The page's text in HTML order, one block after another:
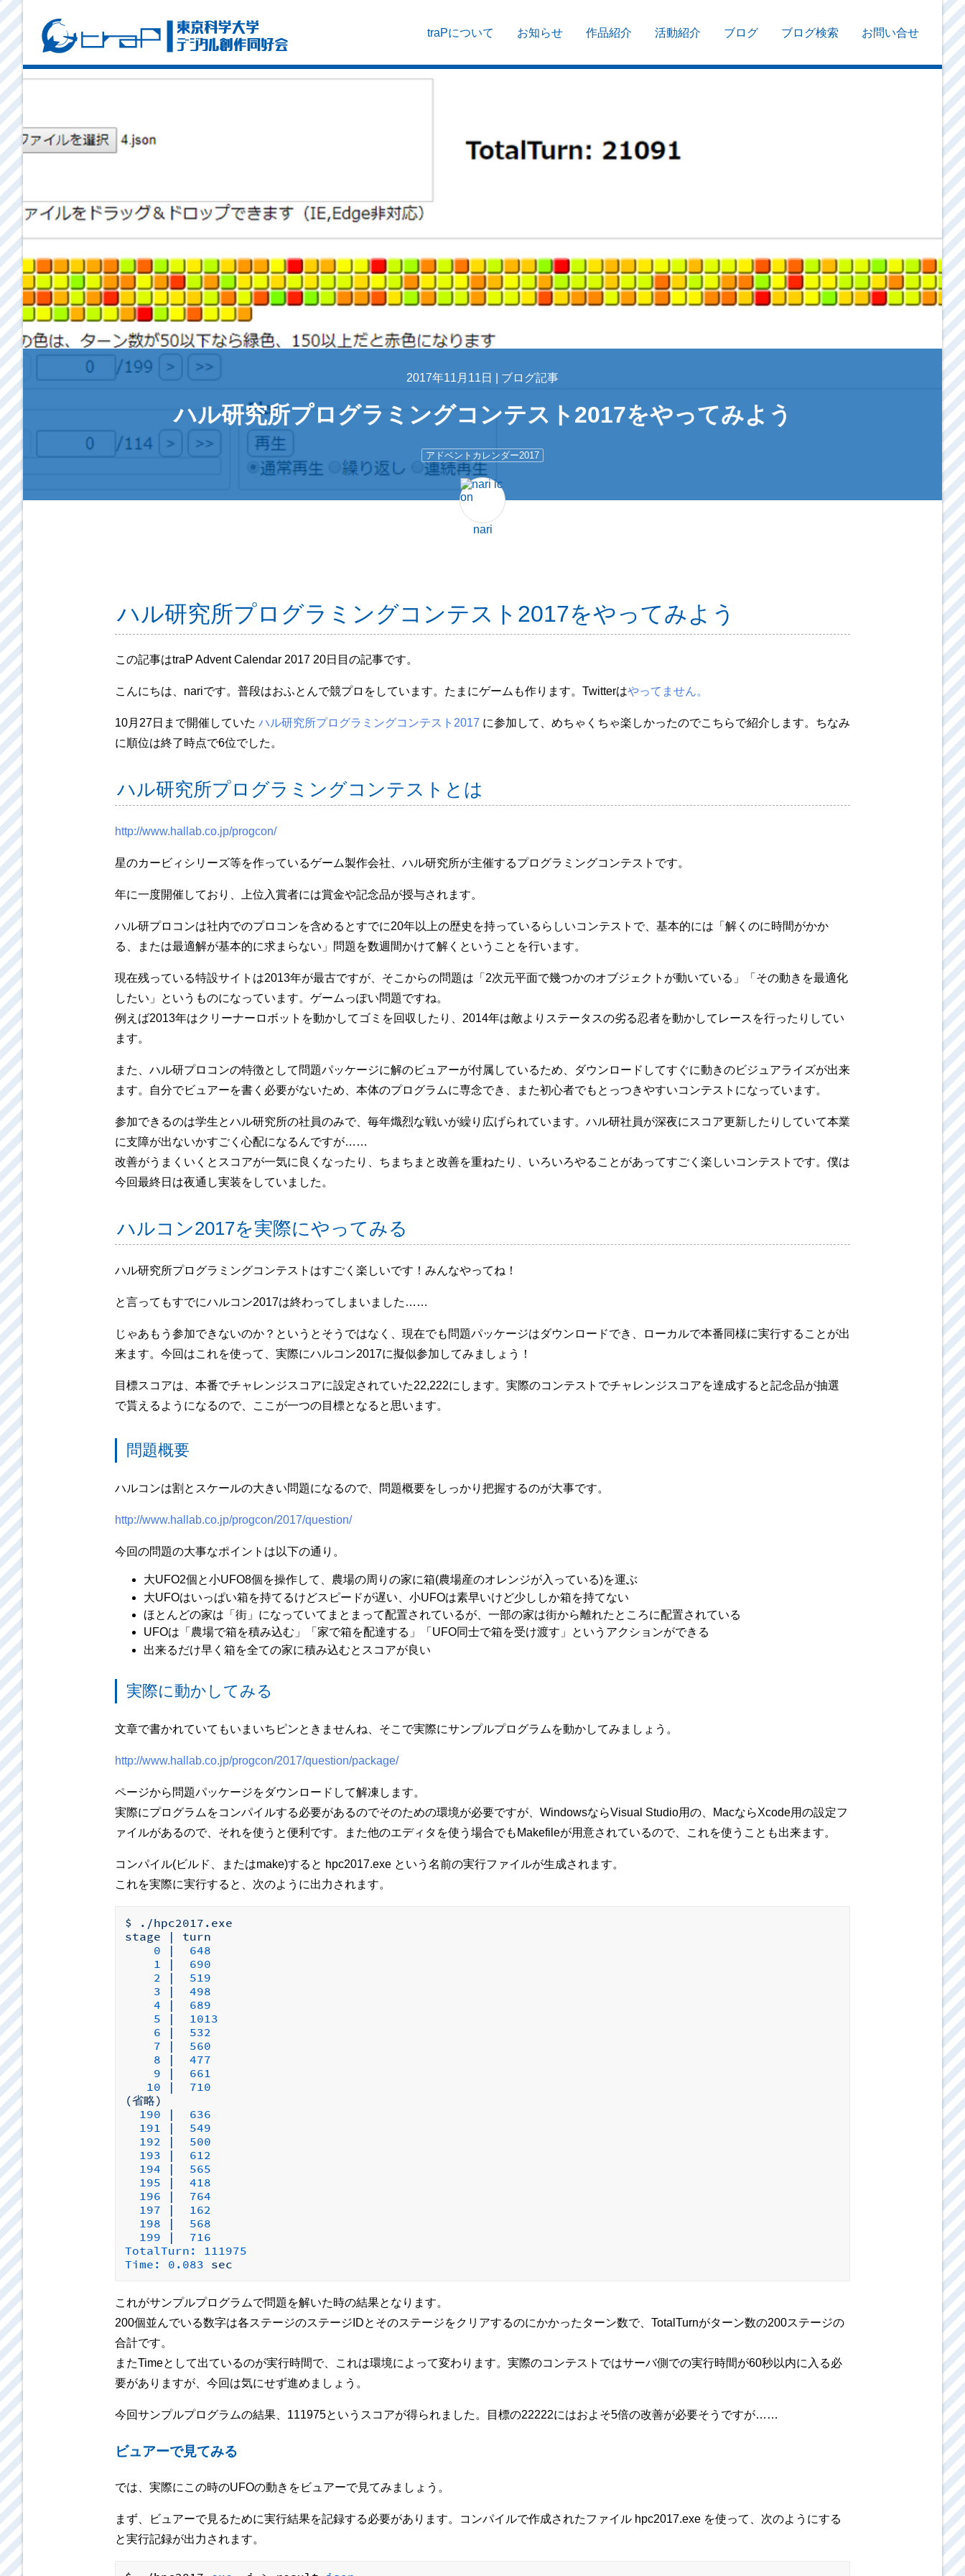
traPについて お知らせ 作品紹介 活動紹介 ブログ ブログ検索 お問い合せ
2017年11月11日 | ブログ記事
ハル研究所プログラミングコンテスト2017をやってみよう
アドベントカレンダー2017
nari
ハル研究所プログラミングコンテスト2017をやってみよう
この記事はtraP Advent Calendar 2017 20日目の記事です。
こんにちは、nariです。普段はおふとんで競プロをしています。たまにゲームも作ります。Twitterはやってません。
10月27日まで開催していた ハル研究所プログラミングコンテスト2017 に参加して、めちゃくちゃ楽しかったのでこちらで紹介します。ちなみ
に順位は終了時点で6位でした。
ハル研究所プログラミングコンテストとは
http://www.hallab.co.jp/progcon/
星のカービィシリーズ等を作っているゲーム製作会社、ハル研究所が主催するプログラミングコンテストです。
年に一度開催しており、上位入賞者には賞金や記念品が授与されます。
ハル研プロコンは社内でのプロコンを含めるとすでに20年以上の歴史を持っているらしいコンテストで、基本的には「解くのに時間がかか
る、または最適解が基本的に求まらない」問題を数週間かけて解くということを行います。
現在残っている特設サイトは2013年が最古ですが、そこからの問題は「2次元平面で幾つかのオブジェクトが動いている」「その動きを最適化
したい」というものになっています。ゲームっぽい問題ですね。
例えば2013年はクリーナーロボットを動かしてゴミを回収したり、2014年は敵よりステータスの劣る忍者を動かしてレースを行ったりしてい
ます。
また、ハル研プロコンの特徴として問題パッケージに解のビュアーが付属しているため、ダウンロードしてすぐに動きのビジュアライズが出来
ます。自分でビュアーを書く必要がないため、本体のプログラムに専念でき、また初心者でもとっつきやすいコンテストになっています。
参加できるのは学生とハル研究所の社員のみで、毎年熾烈な戦いが繰り広げられています。ハル研社員が深夜にスコア更新したりしていて本業
に支障が出ないかすごく心配になるんですが……
改善がうまくいくとスコアが一気に良くなったり、ちまちまと改善を重ねたり、いろいろやることがあってすごく楽しいコンテストです。僕は
今回最終日は夜通し実装をしていました。
ハルコン2017を実際にやってみる
ハル研究所プログラミングコンテストはすごく楽しいです！みんなやってね！
と言ってもすでにハルコン2017は終わってしまいました……
じゃあもう参加できないのか？というとそうではなく、現在でも問題パッケージはダウンロードでき、ローカルで本番同様に実行することが出
来ます。今回はこれを使って、実際にハルコン2017に擬似参加してみましょう！
目標スコアは、本番でチャレンジスコアに設定されていた22,222にします。実際のコンテストでチャレンジスコアを達成すると記念品が抽選
で貰えるようになるので、ここが一つの目標となると思います。
問題概要
ハルコンは割とスケールの大きい問題になるので、問題概要をしっかり把握するのが大事です。
http://www.hallab.co.jp/progcon/2017/question/
今回の問題の大事なポイントは以下の通り。
大UFO2個と小UFO8個を操作して、農場の周りの家に箱(農場産のオレンジが入っている)を運ぶ
大UFOはいっぱい箱を持てるけどスピードが遅い、小UFOは素早いけど少ししか箱を持てない
ほとんどの家は「街」になっていてまとまって配置されているが、一部の家は街から離れたところに配置されている
UFOは「農場で箱を積み込む」「家で箱を配達する」「UFO同士で箱を受け渡す」というアクションができる
出来るだけ早く箱を全ての家に積み込むとスコアが良い
実際に動かしてみる
文章で書かれていてもいまいちピンときませんね、そこで実際にサンプルプログラムを動かしてみましょう。
http://www.hallab.co.jp/progcon/2017/question/package/
ページから問題パッケージをダウンロードして解凍します。
実際にプログラムをコンパイルする必要があるのでそのための環境が必要ですが、WindowsならVisual Studio用の、MacならXcode用の設定フ
ァイルがあるので、それを使うと便利です。また他のエディタを使う場合でもMakefileが用意されているので、これを使うことも出来ます。
コンパイル(ビルド、またはmake)すると hpc2017.exe という名前の実行ファイルが生成されます。
これを実際に実行すると、次のように出力されます。
$
./hpc2017.exe
stage
|
turn
0
|
648
1
|
690
2
|
519
3
|
498
4
|
689
5
|
1013
6
|
532
7
|
560
8
|
477
9
|
661
10
|
710
(省略)
190
|
636
191
|
549
192
|
500
193
|
612
194
|
565
195
|
418
196
|
764
197
|
162
198
|
568
199
|
716
TotalTurn:
111975
Time:
0.083 sec
これがサンプルプログラムで問題を解いた時の結果となります。
200個並んでいる数字は各ステージのステージIDとそのステージをクリアするのにかかったターン数で、TotalTurnがターン数の200ステージの
合計です。
またTimeとして出ているのが実行時間で、これは環境によって変わります。実際のコンテストではサーバ側での実行時間が60秒以内に入る必
要がありますが、今回は気にせず進めましょう。
今回サンプルプログラムの結果、111975というスコアが得られました。目標の22222にはおよそ5倍の改善が必要そうですが……
ビュアーで見てみる
では、実際にこの時のUFOの動きをビュアーで見てみましょう。
まず、ビュアーで見るために実行結果を記録する必要があります。コンパイルで作成されたファイル hpc2017.exe を使って、次のようにする
と実行記録が出力されます。